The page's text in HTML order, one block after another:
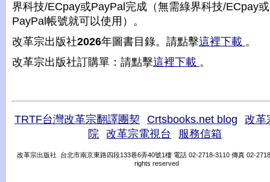
界科技/ECpay或PayPal完成（無需綠界科技/ECpay或
PayPal帳號就可以使用）。
改革宗出版社2026年圖書目錄。請點擊這裡下載 。
改革宗出版社訂購單：請點擊這裡下載 。
TRTF台灣改革宗翻譯團契 Crtsbooks.net blog
改革
院
改革宗電視台 服務信箱
改革宗出版社 台北市南京東路四段133巷6弄40號1樓 電話 02-2718-3110 傳真 02-
rights reserved